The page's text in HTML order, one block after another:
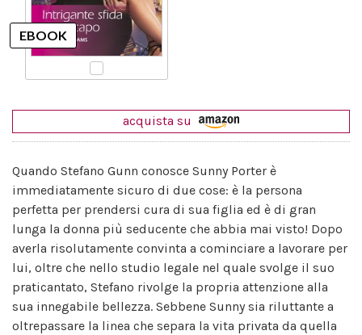
acquista su
Quando Stefano Gunn conosce Sunny Porter è
immediatamente sicuro di due cose: è la persona
perfetta per prendersi cura di sua figlia ed è di gran
lunga la donna più seducente che abbia mai visto! Dopo
averla risolutamente convinta a cominciare a lavorare per
lui, oltre che nello studio legale nel quale svolge il suo
praticantato, Stefano rivolge la propria attenzione alla
sua innegabile bellezza. Sebbene Sunny sia riluttante a
oltrepassare la linea che separa la vita privata da quella